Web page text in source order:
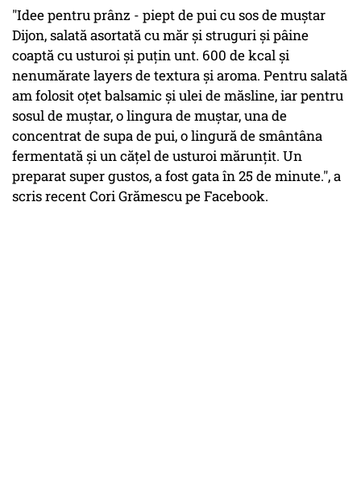
"Idee pentru prânz - piept de pui cu sos de muștar
Dijon, salată asortată cu măr și struguri și pâine
coaptă cu usturoi și puțin unt. 600 de kcal și
nenumărate layers de textura și aroma. Pentru salată
am folosit oțet balsamic și ulei de măsline, iar pentru
sosul de muștar, o lingura de muștar, una de
concentrat de supa de pui, o lingură de smântâna
fermentată și un cățel de usturoi mărunțit. Un
preparat super gustos, a fost gata în 25 de minute.", a
scris recent Cori Grămescu pe Facebook.